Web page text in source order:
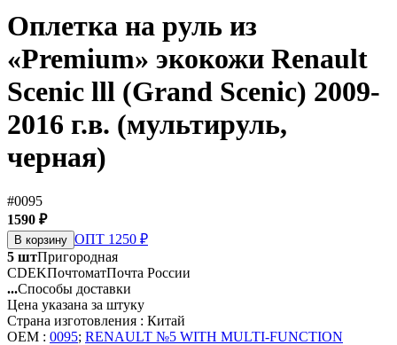
Оплетка на руль из
«Premium» экокожи Renault
Scenic lll (Grand Scenic) 2009-
2016 г.в. (мультируль,
черная)
#0095
1590 ₽
В корзину ОПТ 1250 ₽
5 штПригородная
CDEKПочтоматПочта России
...Способы доставки
Цена указана за штуку
Страна изготовления : Китай
OEM : 0095; RENAULT №5 WITH MULTI-FUNCTION